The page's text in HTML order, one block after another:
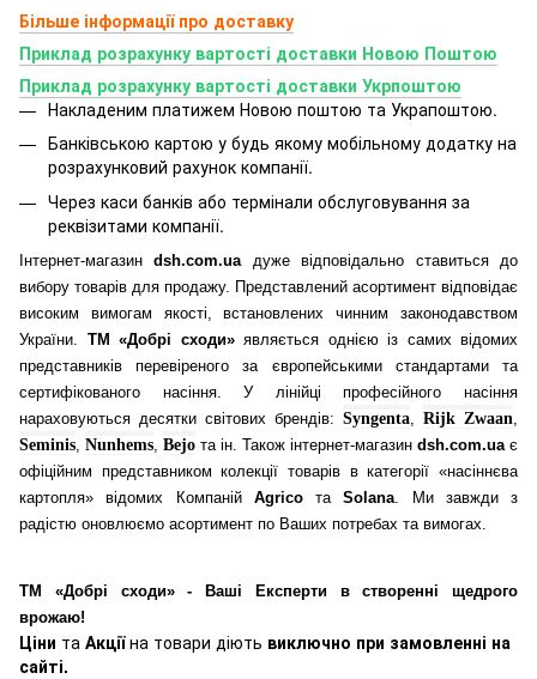
Більше інформації про доставку
Приклад розрахунку вартості доставки Новою Поштою
Приклад розрахунку вартості доставки Укрпоштою
Накладеним платижем Новою поштою та Украпоштою.
Банківською картою у будь якому мобільному додатку на
розрахунковий рахунок компанії.
Через каси банків або термінали обслуговування за
реквізитами компанії.
Інтернет-магазинdsh.com.ua дуже відповідально ставиться до
вибору товарів для продажу. Представлений асортимент відповідає
високим вимогам якості, встановлених чинним законодавством
України. ТМ «Добрі сходи»являється однією із самих відомих
представників перевіреного за європейськими стандартами та
сертифікованого насіння. У лінійці професійного насіння
нараховуються десятки світових брендів: Syngenta Rijk Zwaan
Seminis Nunhems Bejo та ін. Також інтернет-магазин dsh.com.ua є
офіційним представником колекції товарів в категорії «насіннєва
картопля» відомих Компаній AgricoтаSolana . Ми завжди з
радістю оновлюємо асортимент по Ваших потребах та вимогах.
ТМ «Добрі сходи» - Ваші Експерти в створенні щедрого
врожаю!
Ціни та Акціїна товари діють виключно при замовленні на
сайті.